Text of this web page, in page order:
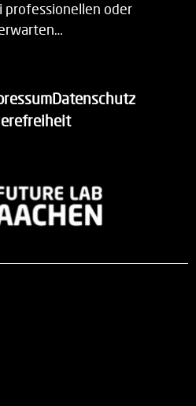
professionellen oder
Datenschutz